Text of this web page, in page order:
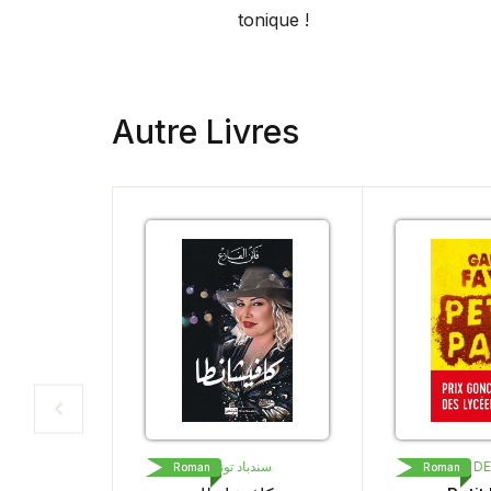
tonique !
Autre Livres
سندباد تونسRoman LIVRE
Roman